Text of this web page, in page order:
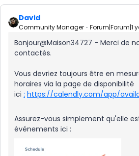
David
Community Manager Forum|Forum|1
Bonjour@Maison34727 - Merci de
contactés.
Vous devriez toujours être en
horaires via la page de disponibilité
ici : https://calendly.com/app/
Assurez-vous simplement qu'elle
événements ici :